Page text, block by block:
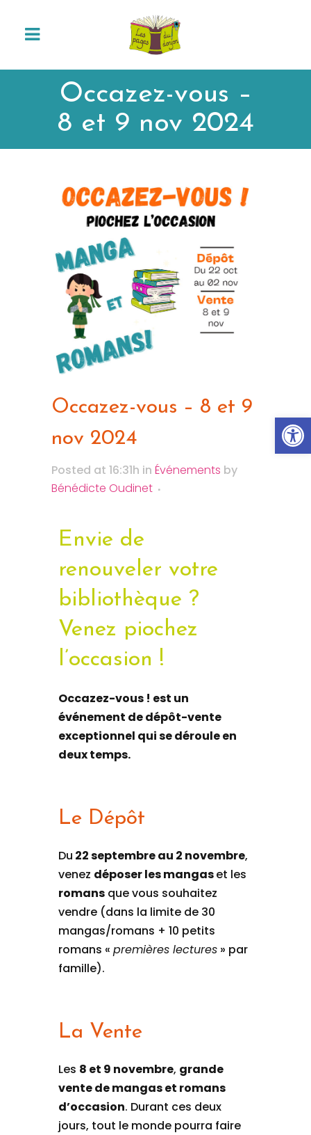
Ouvrir
Occazez-vous –
8 et 9 nov 2024
Occazez-vous – 8 et 9
nov 2024
Posted at 16:31h in Événements by
Bénédicte Oudinet
Envie de
renouveler votre
bibliothèque ?
Venez piochez
l’occasion !
Occazez-vous ! est un
événement de dépôt-vente
exceptionnel qui se déroule en
deux temps.
Le Dépôt
Du 22 septembre au 2 novembre,
venez déposer les mangaset les
romans que vous souhaitez
vendre (dans la limite de 30
mangas/romans + 10 petits
romans « premières lectures » par
famille).
La Vente
Les 8 et 9 novembre, grande
vente de mangas et romans
d’occasion. Durant ces deux
jours, tout le monde pourra faire